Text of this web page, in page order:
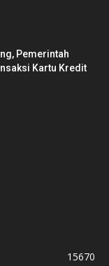
Pemerintah
Kartu Kredit
15670